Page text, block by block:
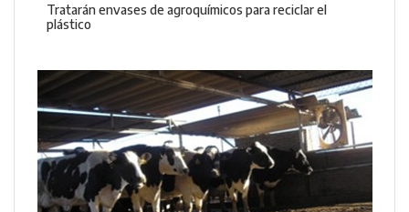
Tratarán envases de agroquímicos para reciclar el
plástico